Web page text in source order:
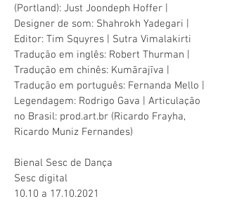
(Portland): Just Joondeph Hoffer
Designer de som: Shahrokh Yadegari
Editor: Tim Squyres
Sutra Vimalakirti
Tradução em inglês: Robert Thurman
Tradução em chinês: Kumārajīva
Tradução em português: Fernanda Mello
Legendagem: Rodrigo Gava | Articulação
no Brasil: prod.art.br (Ricardo Frayha,
Ricardo Muniz Fernandes)
Bienal Sesc de Dança
Sesc digital
10.10 a 17.10.2021